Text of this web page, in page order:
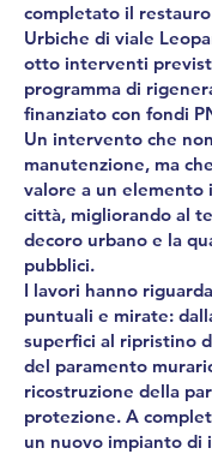
completato il
Urbiche di viale
otto interventi
programma di
finanziato con fondi
Un intervento che
manutenzione, ma
valore a un
città, migliorando al
decoro urbano e la
pubblici.
I lavori hanno
puntuali e mirate:
superfici al ripristino
del paramento
ricostruzione della
protezione. A
un nuovo impianto di